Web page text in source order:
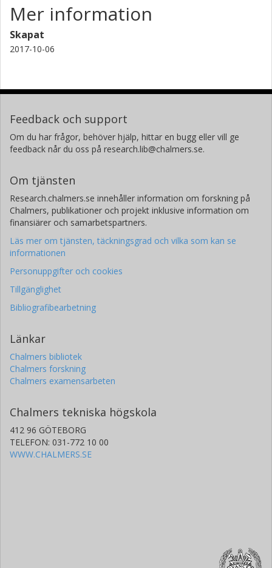
Mer information
Skapat
2017-10-06
Feedback och support
Om du har frågor, behöver hjälp, hittar en bugg eller vill ge
feedback når du oss på research.lib@chalmers.se.
Om tjänsten
Research.chalmers.se innehåller information om forskning på
Chalmers, publikationer och projekt inklusive information om
finansiärer och samarbetspartners.
Läs mer om tjänsten, täckningsgrad och vilka som kan se
informationen
Personuppgifter och cookies
Tillgänglighet
Bibliografibearbetning
Länkar
Chalmers bibliotek
Chalmers forskning
Chalmers examensarbeten
Chalmers tekniska högskola
412 96 GÖTEBORG
TELEFON: 031-772 10 00
WWW.CHALMERS.SE